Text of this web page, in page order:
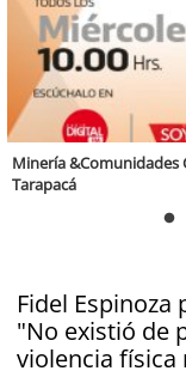
Valparaíso Región
Fidel Espinoza
"No existió de
violencia física